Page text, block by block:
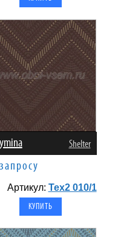
Shelter
Артикул: Tex2 010/1